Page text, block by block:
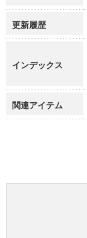
更新履歴
インデックス
関連アイテム